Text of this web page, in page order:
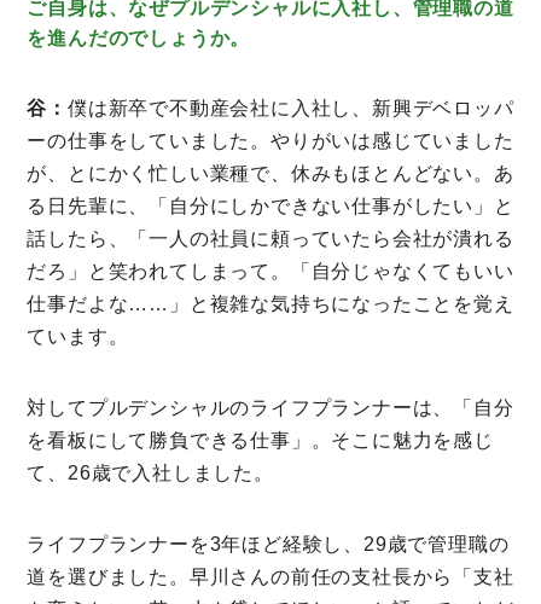
My Rules
ミモザレポート
ミモマガエッセイ
根ほり花ほり10アンケート
運営会社
利用規約
プライバシーポリシー
ご自身は、なぜプルデンシャルに入社し、管理職の道
を進んだのでしょうか。
谷： 僕は新卒で不動産会社に入社し、新興デベロッパ
ーの仕事をしていました。やりがいは感じていました
が、とにかく忙しい業種で、休みもほとんどない。あ
る日先輩に、「自分にしかできない仕事がしたい」と
話したら、「一人の社員に頼っていたら会社が潰れる
だろ」と笑われてしまって。「自分じゃなくてもいい
仕事だよな……」と複雑な気持ちになったことを覚え
ています。
対してプルデンシャルのライフプランナーは、「自分
を看板にして勝負できる仕事」。そこに魅力を感じ
て、26歳で入社しました。
ライフプランナーを3年ほど経験し、29歳で管理職の
道を選びました。早川さんの前任の支社長から「支社